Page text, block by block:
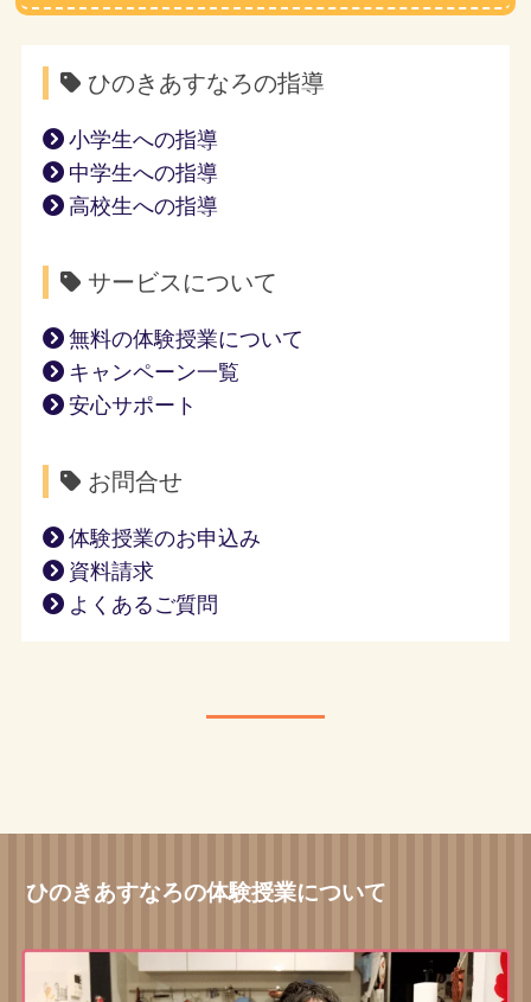
ひのきあすなろの指導
小学生への指導
中学生への指導
高校生への指導
サービスについて
無料の体験授業について
キャンペーン一覧
安心サポート
お問合せ
体験授業のお申込み
資料請求
よくあるご質問
ひのきあすなろの体験授業について